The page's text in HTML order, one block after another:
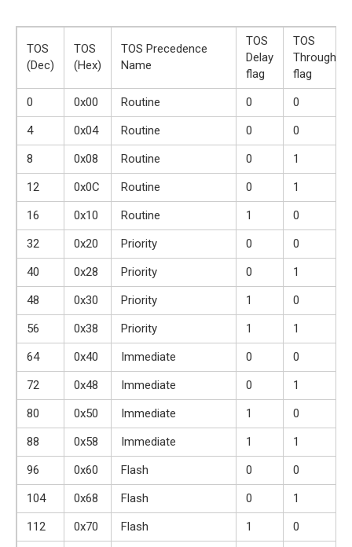
TOS
(Dec)
TOS
(Hex)
TOS Precedence
Name
TOS
Delay
flag
TOS
Throughput
flag
0
0x00 Routine 0
0
4
0x04 Routine 0
0
8
0x08 Routine 0
1
12
0x0C Routine 0
1
16
0x10 Routine 1
0
32
0x20 Priority 0
0
40
0x28 Priority 0
1
48
0x30 Priority 1
0
56
0x38 Priority 1
1
64
0x40 Immediate 0
0
72
0x48 Immediate 0
1
80
0x50 Immediate 1
0
88
0x58 Immediate 1
1
96
0x60 Flash 0
0
104
0x68 Flash 0
1
112
0x70 Flash 1
0